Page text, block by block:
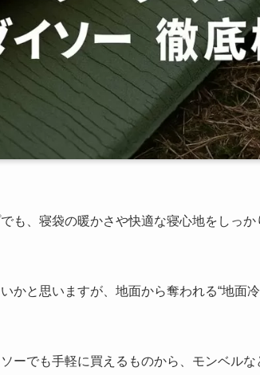
も、寝袋の暖かさや快適な寝心地をしっ
かと思いますが、地面から奪われる“地面
ーでも手軽に買えるものから、モンベル